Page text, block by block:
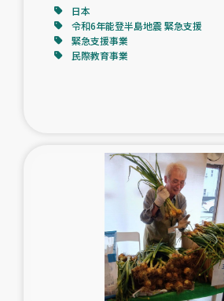
ガザ空爆被災者への食料支援
ガザ地区における被災住民
ガザ地区酪農を通した女性グル
ふりかけ普及と食生活改善によ
フェアトレード事
日本
令和6年能登半島地震 緊急支援
緊急支援事業
民際教育事業